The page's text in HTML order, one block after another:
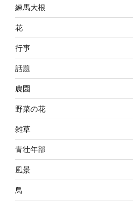
練馬大根
花
行事
話題
農園
野菜の花
雑草
青壮年部
風景
鳥